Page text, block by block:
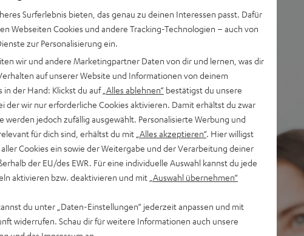
& Games
optional
AV-Receiver
Surferlebnis bieten, das genau zu deinen Interessen passt. Dafür
Webseiten Cookies und andere Tracking-Technologien – auch von
zur Personalisierung ein.
wir und andere Marketingpartner Daten von dir und lernen, was dir
auf unserer Website und Informationen von deinem
in der Hand: Klickst du auf „Alles ablehnen“ bestätigst du unsere
der wir nur erforderliche Cookies aktivieren. Damit erhältst du zwar
werden jedoch zufällig ausgewählt. Personalisierte Werbung und
für dich sind, erhältst du mit „Alles akzeptieren“. Hier willigst
Cookies ein sowie der Weitergabe und der Verarbeitung deiner
der EU/des EWR. Für eine individuelle Auswahl kannst du jede
aktivieren bzw. deaktivieren und mit „Auswahl übernehmen“
du unter „Daten-Einstellungen“ jederzeit anpassen und mit
widerrufen. Schau dir für weitere Informationen auch unsere